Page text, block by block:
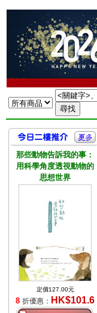
那些動物告訴我的事：
用科學角度透視動物的
思想世界
定價127.00元
8 折優惠： HK$101.6